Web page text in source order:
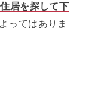
居を探して下
ってはありま